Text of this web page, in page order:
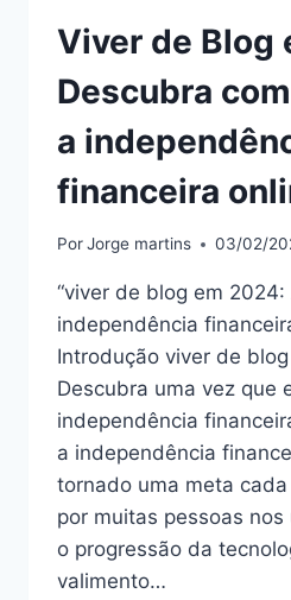
Viver de Blog
Descubra
a
financeira
PorJorge martins 03/02/
“viver de blog em 2024:
independência
Introdução viver de
Descubra uma vez que
independência
a independência
tornado uma meta
por muitas pessoas
o progressão da
valimento…